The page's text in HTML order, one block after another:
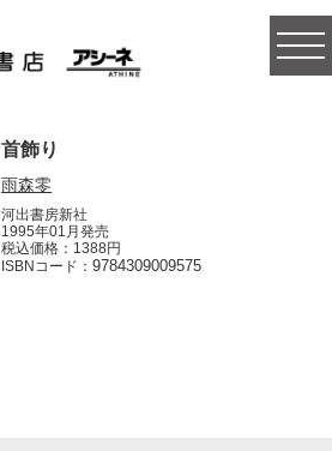
首飾り
雨森零
河出書房新社
1995年01月発売
税込価格：1388円
ISBNコード：9784309009575